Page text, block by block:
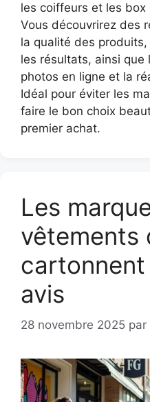
les coiffeurs et les
Vous découvrirez des
la qualité des
les résultats, ainsi que
photos en ligne et la
Idéal pour éviter les
faire le bon choix
premier achat.
Les
vêtements
cartonnent
avis
28 novembre 2025 par